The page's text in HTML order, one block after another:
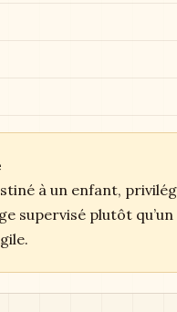
à un enfant,
supervisé plutôt qu’un